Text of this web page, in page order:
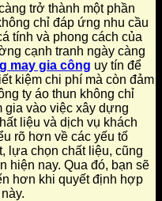
trở thành một phần
chỉ đáp ứng nhu cầu
tính và phong cách của
cạnh tranh ngày càng
may gia công uy tín để
kiệm chi phí mà còn đảm
ty áo thun không chỉ
gia vào việc xây dựng
liệu và dịch vụ khách
rõ hơn về các yếu tố
lựa chọn chất liệu, cũng
hiện nay. Qua đó, bạn sẽ
hơn khi quyết định hợp